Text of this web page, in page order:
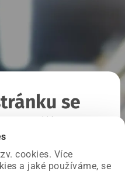
cookies. Více
a jaké používáme, se
se
a už ji opravujeme.
stránku.